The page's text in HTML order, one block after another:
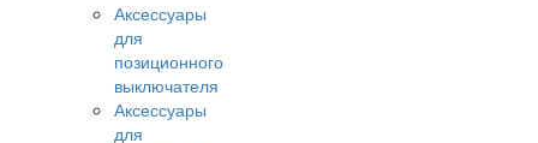
Аксессуары
для
позиционного
выключателя
Аксессуары
для